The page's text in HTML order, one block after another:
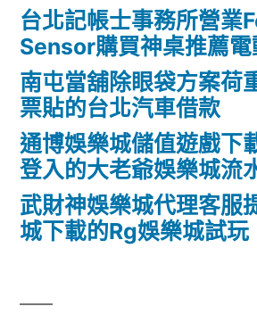
台北記帳士事務所營業
Sensor購買神桌推薦
南屯當舖除眼袋方案荷
票貼的台北汽車借款
通博娛樂城儲值遊戲下
登入的大老爺娛樂城流
武財神娛樂城代理客服
城下載的Rg娛樂城試玩